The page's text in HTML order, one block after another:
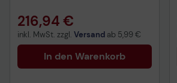
216,94 €
inkl. MwSt. zzgl. Versand ab 5,99 €
In den Warenkorb